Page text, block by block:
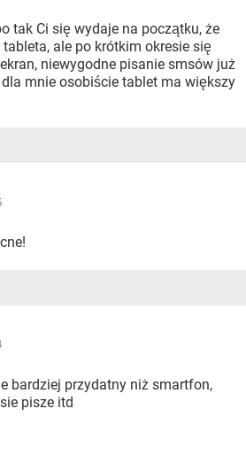
tak Ci się wydaje na początku, że
ale po krótkim okresie się
niewygodne pisanie smsów już
mnie osobiście tablet ma większy
bardziej przydatny niż smartfon,
pisze itd